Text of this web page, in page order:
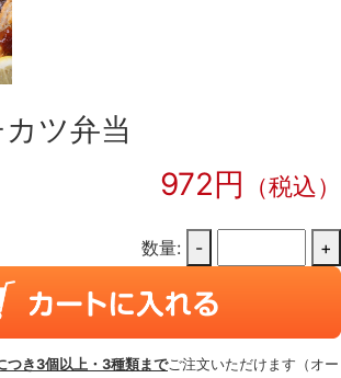
ツ弁当
972円
（税込）
数量: - +
つき3個以上・3種類までご注文いただけます（オー